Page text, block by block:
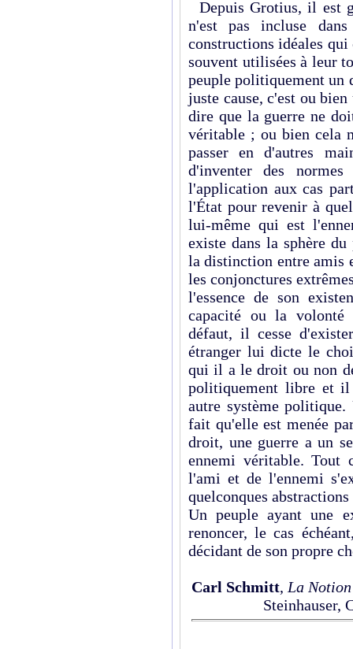
Depuis Grotius, il est
n'est pas incluse
constructions idéales
souvent utilisées à leur
peuple politiquement un
juste cause, c'est ou
dire que la guerre ne
véritable ; ou bien cela
passer en d'autres
d'inventer des
l'application aux cas
l'État pour revenir à
lui-même qui est
existe dans la sphère
la distinction entre amis
les conjonctures
l'essence de son
capacité ou la
défaut, il cesse
étranger lui dicte le
qui il a le droit ou non
politiquement libre et il
autre système politique.
fait qu'elle est menée
droit, une guerre a un
ennemi véritable. Tout
l'ami et de l'ennemi
quelconques
Un peuple ayant une
renoncer, le cas
décidant de son propre
Carl Schmitt, La
Steinhauser,